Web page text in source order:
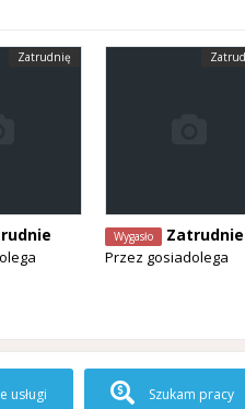
Zatrudnię
Wygasło Zatrudnie
Przez gosiadolega
usługi Szukam pracy